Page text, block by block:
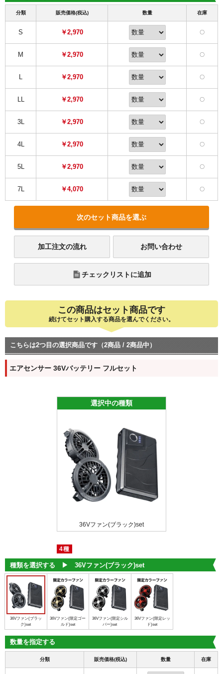
分類 販売価格(税込) 数量 在庫
S ￥2,970 〇
M ￥2,970 〇
L ￥2,970 〇
LL ￥2,970 〇
3L ￥2,970 〇
4L ￥2,970 〇
5L ￥2,970 〇
7L ￥4,070 〇
次のセット商品を選ぶ
加工注文の流れ お問い合わせ
チェックリストに追加
この商品はセット商品です
続けてセット購入する商品を選んでください。
こちらは2つ目の選択商品です（2商品 / 2商品中）
エアセンサー 36Vバッテリー フルセット
選択中の種類
36Vファン(ブラック)set
4種
種類を選択する ▶︎ 36Vファン(ブラック)set
36Vファン(ブラッ
ク)set
36Vファン(限定ゴー
ルド)set
36Vファン(限定シル
バー)set
36Vファン(限定レッ
ド)set
数量を指定する
分類 販売価格(税込) 数量 在庫